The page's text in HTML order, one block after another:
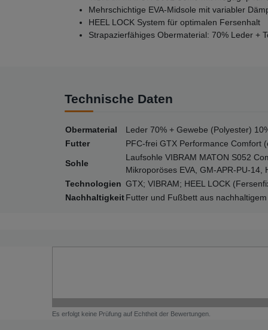
Mehrschichtige EVA-Midsole mit variabler
HEEL LOCK System für optimalen Fersenhalt
Strapazierfähiges Obermaterial: 70% Leder +
Technische Daten
Obermaterial
Leder 70% + Gewebe (Polyester)
Futter
PFC-frei GTX Performance Comfort
Sohle
Laufsohle VIBRAM MATON S052
Mikroporöses EVA, GM-APR-PU-14,
Technologien GTX; VIBRAM; HEEL LOCK
NachhaltigkeitFutter und Fußbett aus
Es erfolgt keine Prüfung auf Echtheit der Bewertungen.